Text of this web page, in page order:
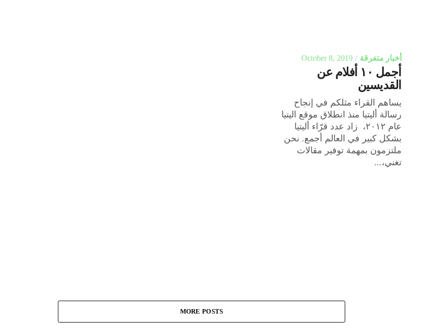
أخبار متفرقة October 8, 2019
أجمل ١٠ أفلام عن
القديسين
يساهم القراء مثلكم في إنجاح
رسالة أليتيا منذ انطلاق موقع اليتيا
عام ٢٠١٢، زاد عدد قرّاء أليتيا
بشكل كبير في العالم أجمع. نحن
ملتزمون بمهمة توفير مقالات
تغني،...
MORE POSTS